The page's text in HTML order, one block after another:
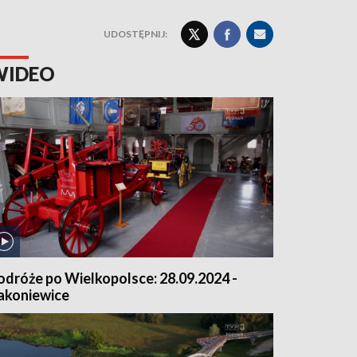
UDOSTĘPNIJ:
po Wielkopolsce: 28.09.2024 -